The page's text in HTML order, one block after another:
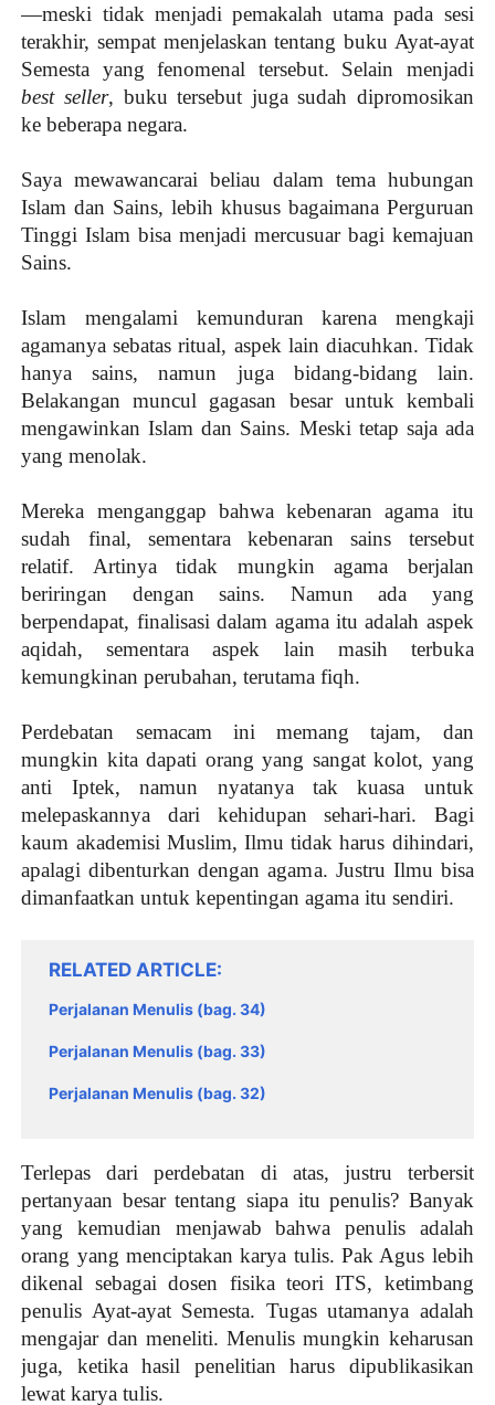
—meski tidak menjadi pemakalah utama pada sesi
terakhir, sempat menjelaskan tentang buku Ayat-ayat
Semesta yang fenomenal tersebut. Selain menjadi
best seller, buku tersebut juga sudah dipromosikan
ke beberapa negara.
Saya mewawancarai beliau dalam tema hubungan
Islam dan Sains, lebih khusus bagaimana Perguruan
Tinggi Islam bisa menjadi mercusuar bagi kemajuan
Sains.
Islam mengalami kemunduran karena mengkaji
agamanya sebatas ritual, aspek lain diacuhkan. Tidak
hanya sains, namun juga bidang-bidang lain.
Belakangan muncul gagasan besar untuk kembali
mengawinkan Islam dan Sains. Meski tetap saja ada
yang menolak.
Mereka menganggap bahwa kebenaran agama itu
sudah final, sementara kebenaran sains tersebut
relatif. Artinya tidak mungkin agama berjalan
beriringan dengan sains. Namun ada yang
berpendapat, finalisasi dalam agama itu adalah aspek
aqidah, sementara aspek lain masih terbuka
kemungkinan perubahan, terutama fiqh.
Perdebatan semacam ini memang tajam, dan
mungkin kita dapati orang yang sangat kolot, yang
anti Iptek, namun nyatanya tak kuasa untuk
melepaskannya dari kehidupan sehari-hari. Bagi
kaum akademisi Muslim, Ilmu tidak harus dihindari,
apalagi dibenturkan dengan agama. Justru Ilmu bisa
dimanfaatkan untuk kepentingan agama itu sendiri.
RELATED ARTICLE
Perjalanan Menulis (bag. 34)
Perjalanan Menulis (bag. 33)
Perjalanan Menulis (bag. 32)
Terlepas dari perdebatan di atas, justru terbersit
pertanyaan besar tentang siapa itu penulis? Banyak
yang kemudian menjawab bahwa penulis adalah
orang yang menciptakan karya tulis. Pak Agus lebih
dikenal sebagai dosen fisika teori ITS, ketimbang
penulis Ayat-ayat Semesta. Tugas utamanya adalah
mengajar dan meneliti. Menulis mungkin keharusan
juga, ketika hasil penelitian harus dipublikasikan
lewat karya tulis.